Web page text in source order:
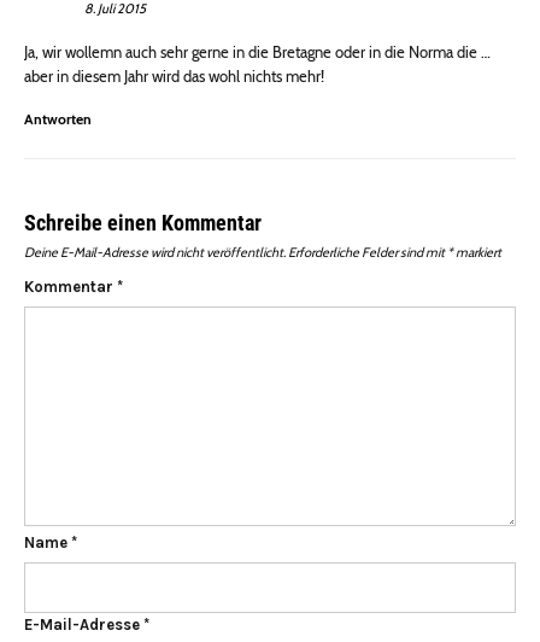
8. Juli 2015
Ja, wir wollemn auch sehr gerne in die Bretagne oder in die Norma die …
aber in diesem Jahr wird das wohl nichts mehr!
Antworten
Schreibe einen Kommentar
Deine E-Mail-Adresse wird nicht veröffentlicht. Erforderliche Felder sind mit *markiert
Kommentar *
Name *
E-Mail-Adresse *